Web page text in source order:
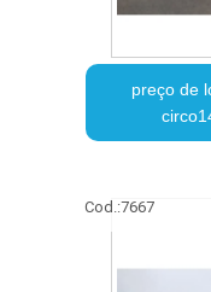
preço de
Cod.:7667